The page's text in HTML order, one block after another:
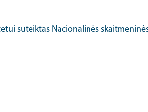
suteiktas Nacionalinės